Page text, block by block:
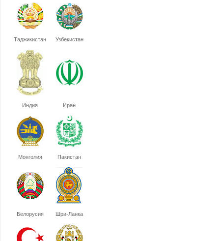
Таджикистан Узбекистан
Индия Иран
Монголия Пакистан
Белорусия Шри-Ланка